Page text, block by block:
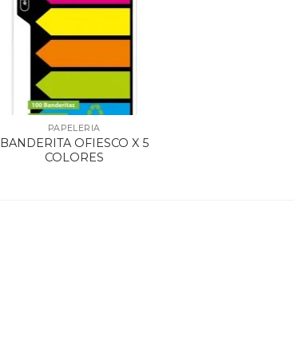
PAPELERIA
BANDERITA OFIESCO X 5
COLORES